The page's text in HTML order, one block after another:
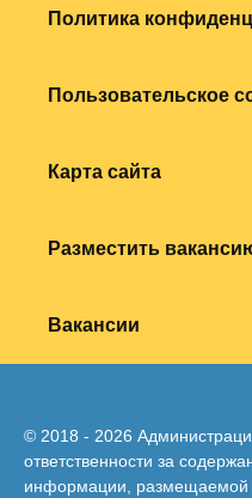
Политика
Пользовательское
Карта сайта
Разместить
Вакансии
© 2018 - 2026
ответственности за
информации, размещаемой